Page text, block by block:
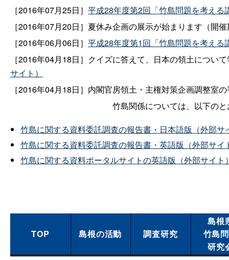
［2016年07月25日］ 平成28年度第2回「竹島問題を考え
［2016年07月20日］夏休み企画の展示が始まります（開
［2016年06月06日］ 平成28年度第1回「竹島問題を考え
［2016年04月18日］クイズに答えて、日本の領土につい
サイト）
［2016年04月18日］内閣官房領土・主権対策企画調整室
竹島関係については、以下の
竹島に関する資料委託調査の報告書・日本語版（外部サ
竹島に関する資料委託調査の報告書・英語版（外部サイ
竹島に関する資料ポータルサイトの英語版（外部サイト
TOP 島根の活動 調査研究
島根
竹島
研究